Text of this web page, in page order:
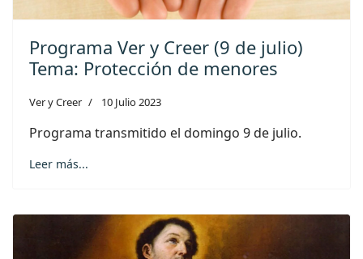
Programa Ver y Creer (9 de julio)
Tema: Protección de menores
Ver y Creer 10 Julio 2023
Programa transmitido el domingo 9 de julio.
Leer más...